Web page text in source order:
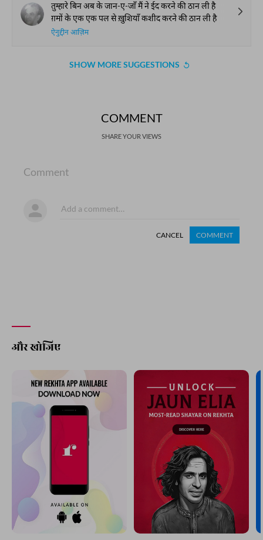
तुम्हारे बिन अब के जान-ए-जाँ मैं ने ईद करने की ठान ली है
ग़मों के एक एक पल से ख़ुशियाँ कशीद करने की ठान ली है
ऐनुद्दीन आज़िम
SHOW MORE SUGGESTIONS
COMMENT
SHARE YOUR VIEWS
Comment
CANCEL COMMENT
और खोजिए